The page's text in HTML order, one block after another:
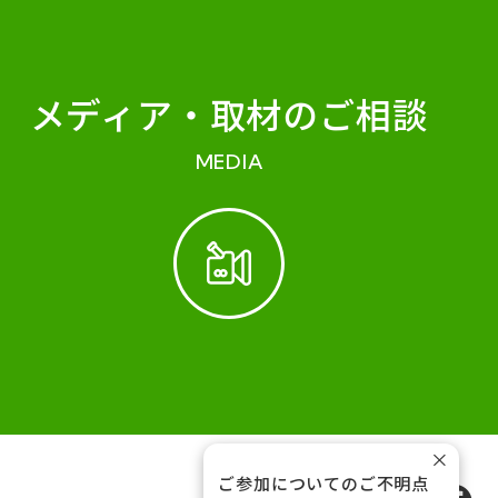
メディア・ 取材のご相談
MEDIA
ご参加についてのご不明点
×